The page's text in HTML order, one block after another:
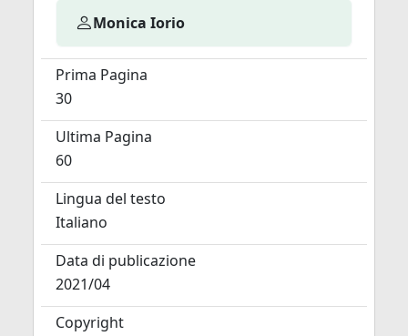
Monica Iorio
Prima Pagina
30
Ultima Pagina
60
Lingua del testo
Italiano
Data di publicazione
2021/04
Copyright